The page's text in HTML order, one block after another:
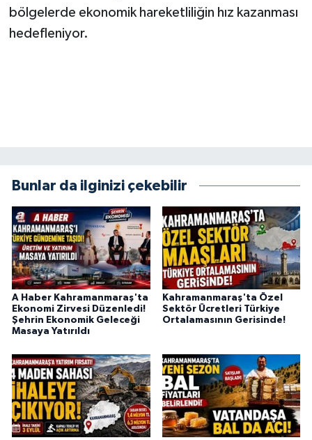
bölgelerde ekonomik hareketliliğin hız kazanması
hedefleniyor.
Bunlar da ilginizi çekebilir
A Haber Kahramanmaraş'ta
Ekonomi Zirvesi Düzenledi!
Şehrin Ekonomik Geleceği
Masaya Yatırıldı
Kahramanmaraş'ta Özel
Sektör Ücretleri Türkiye
Ortalamasının Gerisinde!
BÖLGEDEN
BİLİM TEKNOLOJİ
BİLİM VE TEKNOLOJİ
YARIŞMALAR
TANITIM
HABERDE İNSAN